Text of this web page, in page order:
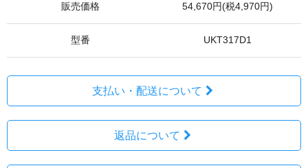
販売価格 54,670円(税4,970円)
型番 UKT317D1
支払い・配送について
返品について